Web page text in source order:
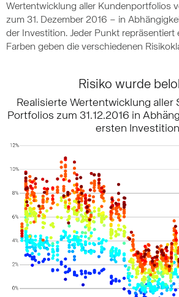
Wertentwicklung aller Kundenportfolios
zum 31. Dezember 2016 – in
der Investition. Jeder Punkt repräsentiert
Farben geben die verschiedenen
Risiko wurde
Realisierte Wertentwicklung aller
Portfolios zum 31.12.2016 in
ersten Investition